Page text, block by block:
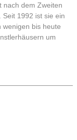
nach dem Zweiten
1992 ist sie ein
wenigen bis heute
um